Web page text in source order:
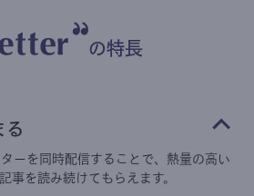
の特長
る
ーを同時配信することで、熱量の高い
事を読み続けてもらえます。